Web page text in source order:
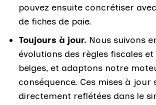
pouvez ensuite concrétiser
de fiches de paie.
Toujours à jour. Nous suivons
évolutions des règles fiscales et
belges, et adaptons notre
conséquence. Ces mises à jour
directement reflétées dans le